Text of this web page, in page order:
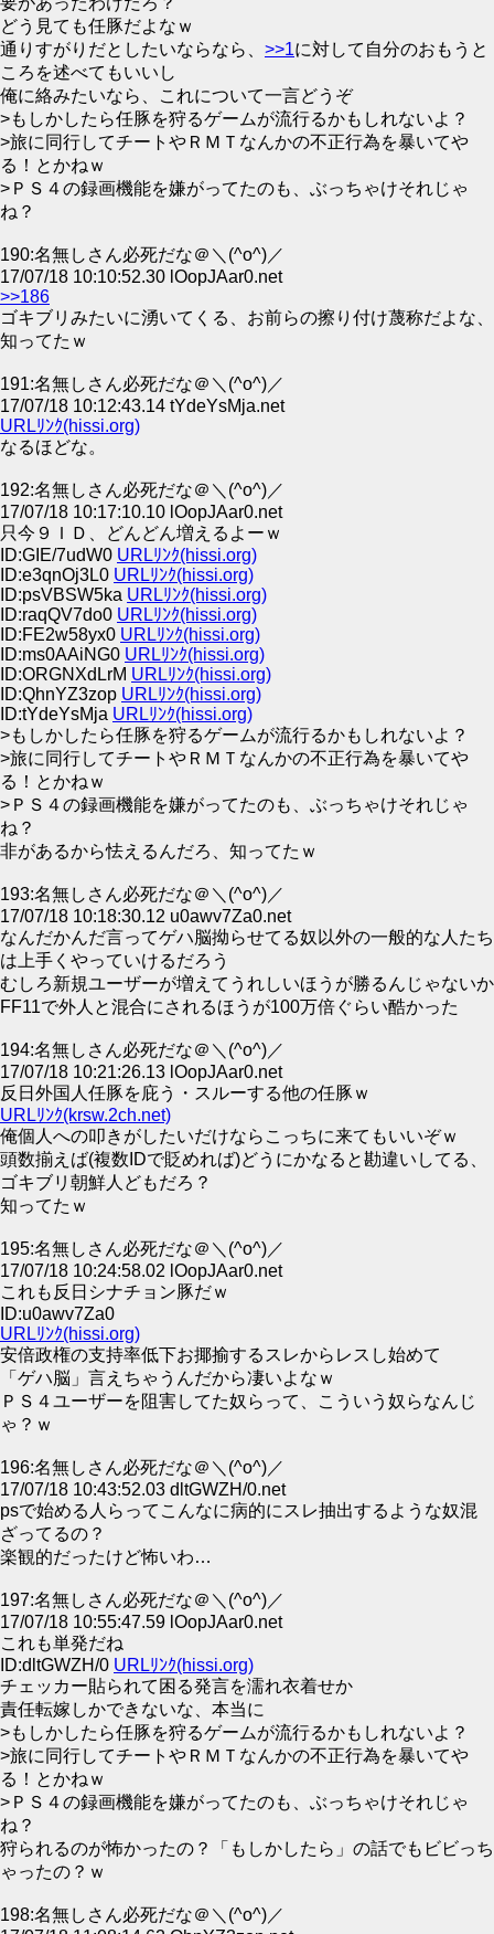
どう見ても任豚だよなｗ
通りすがりだとしたいならなら、 >>1に対して自分のおもうと
ころを述べてもいいし
俺に絡みたいなら、これについて一言どうぞ
>もしかしたら任豚を狩るゲームが流行るかもしれないよ？
>旅に同行してチートやＲＭＴなんかの不正行為を暴いてや
る！とかねｗ
>ＰＳ４の録画機能を嫌がってたのも、ぶっちゃけそれじゃ
ね？
190:名無しさん必死だな＠＼(^o^)／
17/07/18 10:10:52.30 lOopJAar0.net
>>186
ゴキブリみたいに湧いてくる、お前らの擦り付け蔑称だよな、
知ってたｗ
191:名無しさん必死だな＠＼(^o^)／
17/07/18 10:12:43.14 tYdeYsMja.net
URLﾘﾝｸ(hissi.org)
なるほどな。
192:名無しさん必死だな＠＼(^o^)／
17/07/18 10:17:10.10 lOopJAar0.net
只今９ＩＤ、どんどん増えるよーｗ
ID:GIE/7udW0 URLﾘﾝｸ(hissi.org)
ID:e3qnOj3L0 URLﾘﾝｸ(hissi.org)
ID:psVBSW5ka URLﾘﾝｸ(hissi.org)
ID:raqQV7do0 URLﾘﾝｸ(hissi.org)
ID:FE2w58yx0 URLﾘﾝｸ(hissi.org)
ID:ms0AAiNG0 URLﾘﾝｸ(hissi.org)
ID:ORGNXdLrM URLﾘﾝｸ(hissi.org)
ID:QhnYZ3zop URLﾘﾝｸ(hissi.org)
ID:tYdeYsMja URLﾘﾝｸ(hissi.org)
>もしかしたら任豚を狩るゲームが流行るかもしれないよ？
>旅に同行してチートやＲＭＴなんかの不正行為を暴いてや
る！とかねｗ
>ＰＳ４の録画機能を嫌がってたのも、ぶっちゃけそれじゃ
ね？
非があるから怯えるんだろ、知ってたｗ
193:名無しさん必死だな＠＼(^o^)／
17/07/18 10:18:30.12 u0awv7Za0.net
なんだかんだ言ってゲハ脳拗らせてる奴以外の一般的な人たち
は上手くやっていけるだろう
むしろ新規ユーザーが増えてうれしいほうが勝るんじゃないか
FF11で外人と混合にされるほうが100万倍ぐらい酷かった
194:名無しさん必死だな＠＼(^o^)／
17/07/18 10:21:26.13 lOopJAar0.net
反日外国人任豚を庇う・スルーする他の任豚ｗ
URLﾘﾝｸ(krsw.2ch.net)
俺個人への叩きがしたいだけならこっちに来てもいいぞｗ
頭数揃えば(複数IDで貶めれば)どうにかなると勘違いしてる、
ゴキブリ朝鮮人どもだろ？
知ってたｗ
195:名無しさん必死だな＠＼(^o^)／
17/07/18 10:24:58.02 lOopJAar0.net
これも反日シナチョン豚だｗ
ID:u0awv7Za0
URLﾘﾝｸ(hissi.org)
安倍政権の支持率低下お揶揄するスレからレスし始めて
「ゲハ脳」言えちゃうんだから凄いよなｗ
ＰＳ４ユーザーを阻害してた奴らって、こういう奴らなんじ
ゃ？ｗ
196:名無しさん必死だな＠＼(^o^)／
17/07/18 10:43:52.03 dltGWZH/0.net
psで始める人らってこんなに病的にスレ抽出するような奴混
ざってるの？
楽観的だったけど怖いわ…
197:名無しさん必死だな＠＼(^o^)／
17/07/18 10:55:47.59 lOopJAar0.net
これも単発だね
ID:dltGWZH/0 URLﾘﾝｸ(hissi.org)
チェッカー貼られて困る発言を濡れ衣着せか
責任転嫁しかできないな、本当に
>もしかしたら任豚を狩るゲームが流行るかもしれないよ？
>旅に同行してチートやＲＭＴなんかの不正行為を暴いてや
る！とかねｗ
>ＰＳ４の録画機能を嫌がってたのも、ぶっちゃけそれじゃ
ね？
狩られるのが怖かったの？「もしかしたら」の話でもビビっち
ゃったの？ｗ
198:名無しさん必死だな＠＼(^o^)／